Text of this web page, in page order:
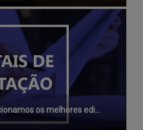
os melhores edi...